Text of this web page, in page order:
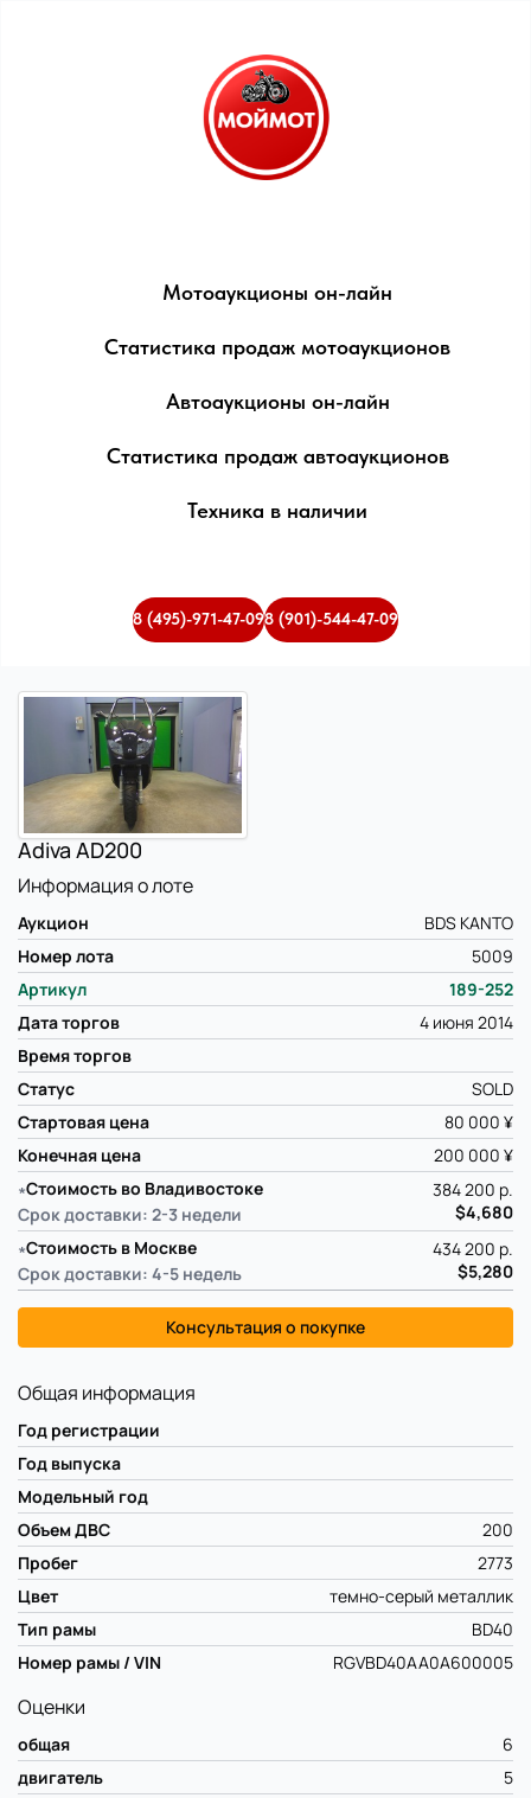
Мотоаукционы он-лайн
Статистика продаж мотоаукционов
Автоаукционы он-лайн
Статистика продаж автоаукционов
Техника в наличии
8 (495)-971-47-098 (901)-544-47-09
Adiva AD200
Информация о лоте
Аукцион
BDS KANTO
Номер лота
5009
Артикул
189-252
Дата торгов
4 июня 2014
Время торгов
Статус
SOLD
Стартовая цена
80 000 ¥
Конечная цена
200 000 ¥
∗Стоимость во Владивостоке
Срок доставки: 2-3 недели
384 200 р.
$4,680
∗Стоимость в Москве
Срок доставки: 4-5 недель
434 200 р.
$5,280
Консультация о покупке
Общая информация
Год регистрации
Год выпуска
Модельный год
Объем ДВС
200
Пробег
2773
Цвет
темно-серый металлик
Тип рамы
BD40
Номер рамы / VIN
RGVBD40AA0A600005
Оценки
общая
6
двигатель
5